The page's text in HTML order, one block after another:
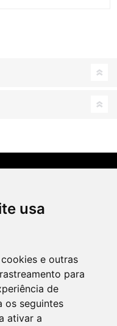
usa
e outras
para
de
os seguintes
ativar a